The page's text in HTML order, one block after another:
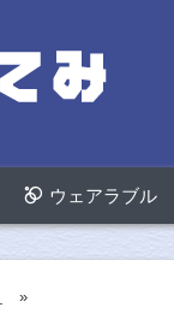
ウェアラブル
»